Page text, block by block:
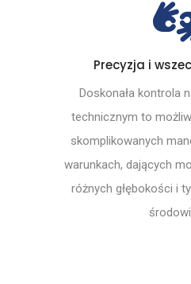
Precyzja i
Doskonała kontrola
technicznym to
skomplikowanych
warunkach, dających
różnych głębokości i